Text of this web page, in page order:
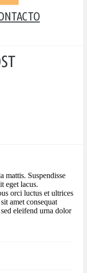
mattis. Suspendisse
eget lacus.
orci luctus et ultrices
amet consequat
eleifend urna dolor